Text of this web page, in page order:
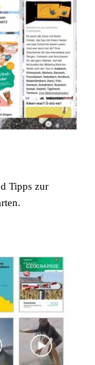
Tipps zur